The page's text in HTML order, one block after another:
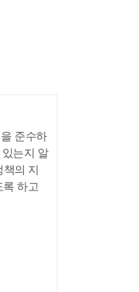
준수하
는지 알
의 지
하고